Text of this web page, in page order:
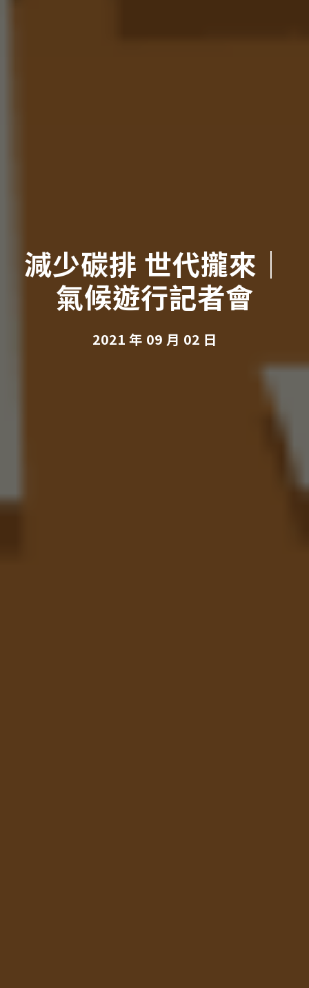
減少碳排 世代攏來｜
氣候遊行記者會
2021 年 09 月 02 日